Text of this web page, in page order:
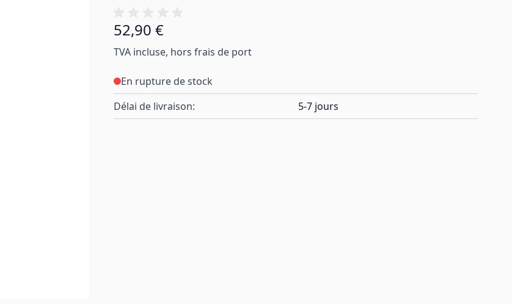
52,90 €
TVA incluse, hors frais de port
En rupture de stock
Délai de livraison:
5-7 jours